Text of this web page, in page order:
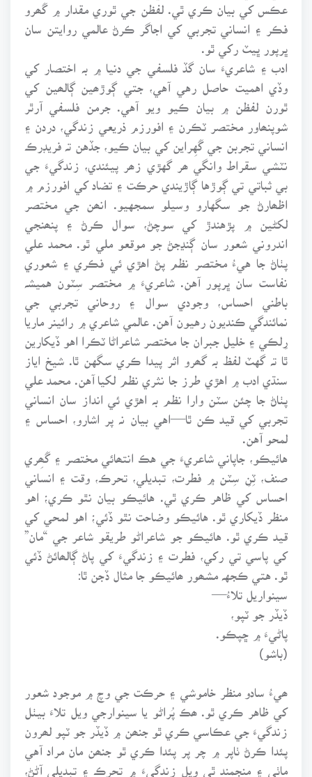
عڪس کي بيان ڪري ٿي. لفظن جي ٿوري مقدار ۾ گَھرو
فڪر ۽ انساني تجربي کي اجاگر ڪرڻ عالمي روايتن سان
ڀرپور ڀيٽ رکي ٿو.
ادب ۽ شاعريءَ سان گڏ فلسفي جي دنيا ۾ بہ اختصار کي
وڏي اهميت حاصل رهي آهي، جتي ڳوڙھين ڳالھين کي
ٿورن لفظن ۾ بيان ڪيو ويو آهي. جرمن فلسفي آرٿر
شوپنھاور مختصر ٽڪرن ۽ افورزم ذريعي زندگي، دردن ۽
انساني تجربن جي گَهِراين کي بيان ڪيو، جڏهن تہ فريڊرڪ
نٽشي سقراط وانگي ھر گهڙي زھر پيئندي، زندگيءَ جي
بي ثباتي تي ڳوڙها ڳاڙيندي حرڪت ۽ تضاد کي افورزم ۾
اظھارڻ جو سگهارو وسيلو سمجهيو. انھن جي مختصر
لکڻين ۾ پڙهندڙ کي سوچڻ، سوال ڪرڻ ۽ پنھنجي
اندروني شعور سان ڳنڍجڻ جو موقعو ملي ٿو. محمد علي
پٺاڻ جا هيءُ مختصر نظم پڻ اهڙي ئي فڪري ۽ شعوري
نفاست سان ڀرپور آهن. شاعريءَ ۾ مختصر سِٽون هميشہ
باطني احساس، وجودي سوال ۽ روحاني تجربي جي
نمائندگي ڪنديون رهيون آهن. عالمي شاعري ۾ رائينر ماريا
رِلڪي ۽ خليل جبران جا مختصر شاعراڻا ٽڪرا اهو ڏيکارين
ٿا تہ گهٽ لفظ بہ گھرو اثر پيدا ڪري سگهن ٿا. شيخ اياز
سنڌي ادب ۾ اهڙي طرز جا نثري نظم لکيا آهن. محمد علي
پٺاڻ جا چئن سٽن وارا نظم بہ اهڙي ئي انداز سان انساني
تجربي کي قيد ڪن ٿا—اهي بيان نہ پر اشارو، احساس ۽
لمحو آهن.
هائيڪو، جاپاني شاعريءَ جي هڪ انتھائي مختصر ۽ گَھِري
صنف، ٽِنِ سِٽن ۾ فطرت، تبديلي، تحرڪ، وقت ۽ انساني
احساس کي ظاهر ڪري ٿي. هائيڪو بيان نٿو ڪري؛ اهو
منظر ڏيکاري ٿو. هائيڪو وضاحت نٿو ڏئي؛ اهو لمحي کي
قيد ڪري ٿو. هائيڪو جو شاعراڻو طريقو شاعر جي “مان”
کي پاسي تي رکي، فطرت ۽ زندگيءَ کي پاڻ ڳالھائڻ ڏئي
ٿو. هتي ڪجهہ مشھور ھائيڪو جا مثال ڏجن ٿا:
سينواريل تلاءُ—
ڏيڏر جو ٽپو،
پاڻيءَ ۾ ڇپڪو.
(باشو)
ھيءُ سادو منظر خاموشي ۽ حرڪت جي وچ ۾ موجود شعور
کي ظاهر ڪري ٿو. ھڪ پُراڻو يا سينوارجي ويل تلاءَ بيٺل
زندگيءَ جي عڪاسي ڪري ٿو جنھن ۾ ڏيڏر جو ٽپو لھرون
پئدا ڪرڻ ٺاپر ۾ چر پر پئدا ڪري ٿو جنھن مان مراد آهي
ماٺي ۽ منجمند ٿي ويل زندگيءَ ۾ تحرڪ ۽ تبديلي آڻڻ،